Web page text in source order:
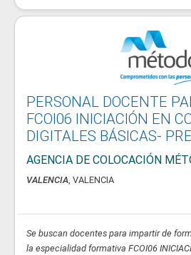
PERSONAL DOCENTE
FCOI06 INICIACIÓN EN
DIGITALES BÁSICAS-
AGENCIA DE COLOCACIÓN
VALENCIA, VALENCIA
Se buscan docentes para impartir de
la especialidad formativa FCOI06